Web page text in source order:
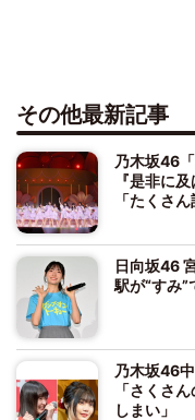
その他最新記事
乃木坂46
『是非に
「たくさ
日向坂46
駅が“すみ”
乃木坂46
「さくさ
しまい」